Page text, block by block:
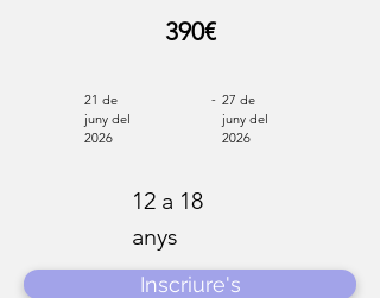
390€
21 de
juny del
2026
27 de
juny del
2026
-
12 a 18
anys
Inscriure's